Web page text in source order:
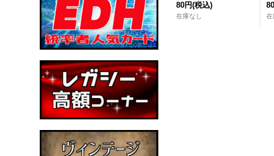
80円(税込)
在庫なし 在